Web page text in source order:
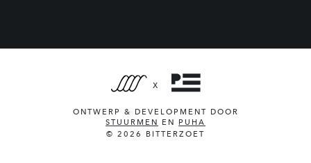
X
ONTWERP & DEVELOPMENT DOOR
STUURMEN
EN PUHA
© 2026 BITTERZOET